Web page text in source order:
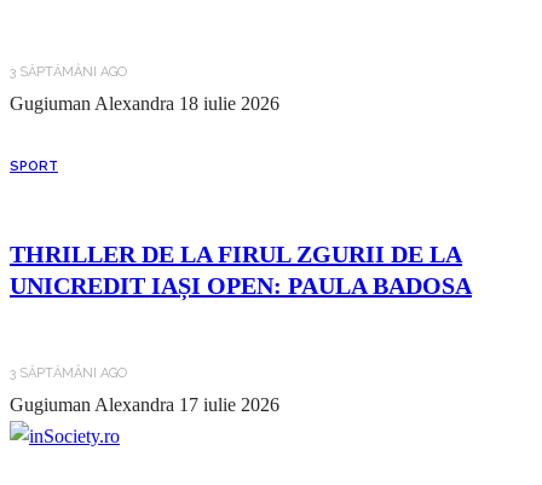
3 SĂPTĂMÂNI AGO
Gugiuman Alexandra 18 iulie 2026
SPORT
THRILLER DE LA FIRUL ZGURII DE LA
UNICREDIT IAȘI OPEN: PAULA BADOSA
3 SĂPTĂMÂNI AGO
Gugiuman Alexandra 17 iulie 2026